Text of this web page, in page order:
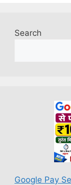
Search
Google Pay